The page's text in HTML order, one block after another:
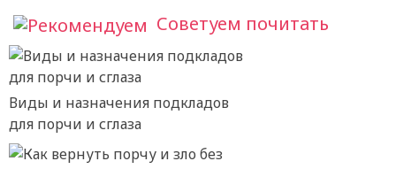
Советуем почитать
Виды и назначения подкладов
для порчи и сглаза